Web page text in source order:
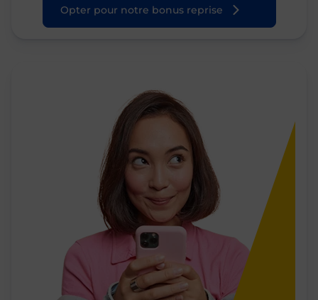
Opter pour notre bonus reprise